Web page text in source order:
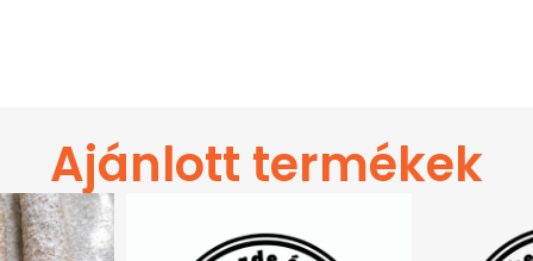
Ajánlott termékek